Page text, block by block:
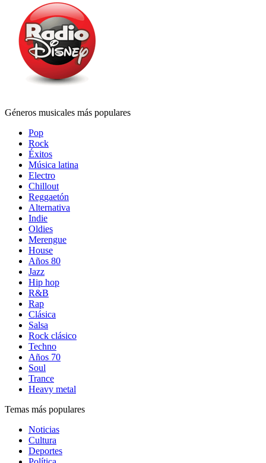
Géneros musicales más populares
Pop
Rock
Éxitos
Música latina
Electro
Chillout
Reggaetón
Alternativa
Indie
Oldies
Merengue
House
Años 80
Jazz
Hip hop
R&B
Rap
Clásica
Salsa
Rock clásico
Techno
Años 70
Soul
Trance
Heavy metal
Temas más populares
Noticias
Cultura
Deportes